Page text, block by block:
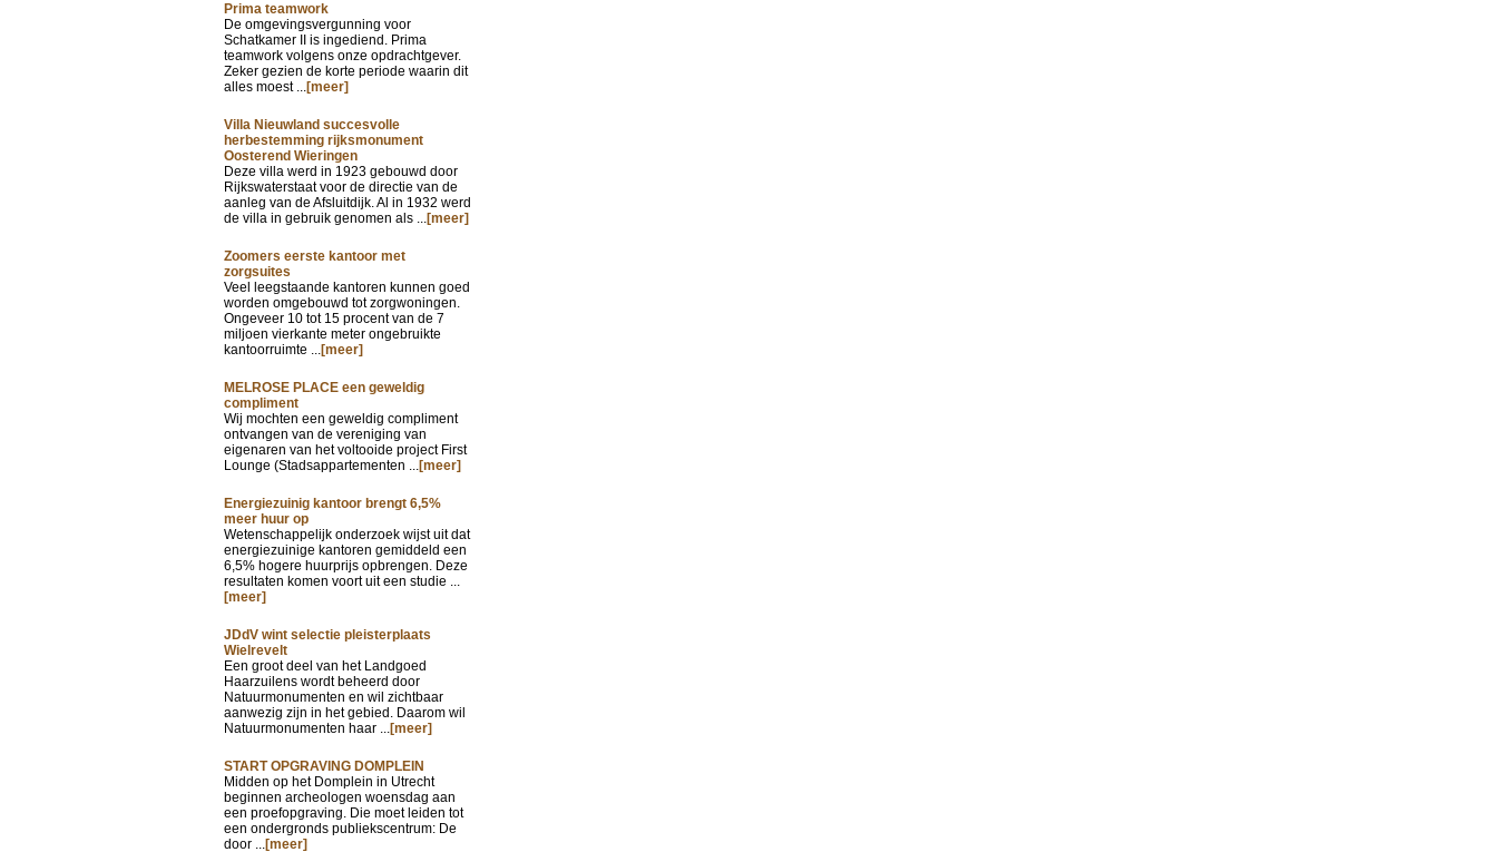
Prima teamwork
De omgevingsvergunning voor
Schatkamer II is ingediend. Prima
teamwork volgens onze opdrachtgever.
Zeker gezien de korte periode waarin dit
alles moest ...[meer]
Villa Nieuwland succesvolle
herbestemming rijksmonument
Oosterend Wieringen
Deze villa werd in 1923 gebouwd door
Rijkswaterstaat voor de directie van de
aanleg van de Afsluitdijk. Al in 1932 werd
de villa in gebruik genomen als ...[meer]
Zoomers eerste kantoor met
zorgsuites
Veel leegstaande kantoren kunnen goed
worden omgebouwd tot zorgwoningen.
Ongeveer 10 tot 15 procent van de 7
miljoen vierkante meter ongebruikte
kantoorruimte ...[meer]
MELROSE PLACE een geweldig
compliment
Wij mochten een geweldig compliment
ontvangen van de vereniging van
eigenaren van het voltooide project First
Lounge (Stadsappartementen ...[meer]
Energiezuinig kantoor brengt 6,5%
meer huur op
Wetenschappelijk onderzoek wijst uit dat
energiezuinige kantoren gemiddeld een
6,5% hogere huurprijs opbrengen. Deze
resultaten komen voort uit een studie ...
[meer]
JDdV wint selectie pleisterplaats
Wielrevelt
Een groot deel van het Landgoed
Haarzuilens wordt beheerd door
Natuurmonumenten en wil zichtbaar
aanwezig zijn in het gebied. Daarom wil
Natuurmonumenten haar ...[meer]
START OPGRAVING DOMPLEIN
Midden op het Domplein in Utrecht
beginnen archeologen woensdag aan
een proefopgraving. Die moet leiden tot
een ondergronds publiekscentrum: De
door ...[meer]